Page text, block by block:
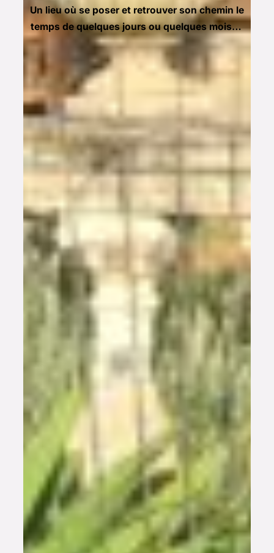
Un lieu où se poser et retrouver son chemin le
temps de quelques jours ou quelques mois…